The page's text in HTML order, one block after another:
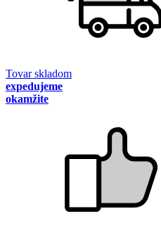
Tovar skladom
expedujeme
okamžite